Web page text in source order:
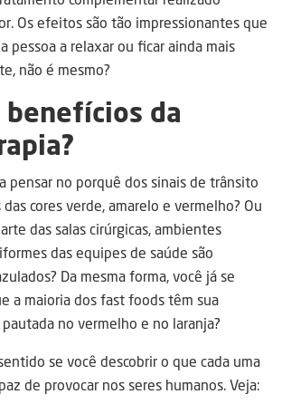
Os efeitos são tão impressionantes que
pessoa a relaxar ou ficar ainda mais
não é mesmo?
benefícios da
pensar no porquê dos sinais de trânsito
cores verde, amarelo e vermelho? Ou
das salas cirúrgicas, ambientes
das equipes de saúde são
Da mesma forma, você já se
a maioria dos fast foods têm sua
no vermelho e no laranja?
se você descobrir o que cada uma
de provocar nos seres humanos. Veja: